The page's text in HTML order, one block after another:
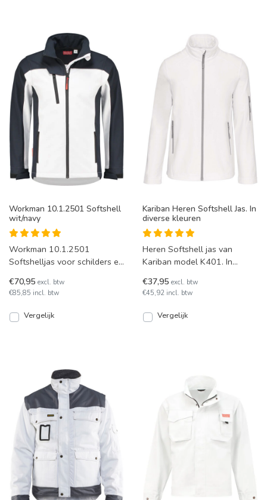
Workman 10.1.2501 Softshell
wit/navy
Workman 10.1.2501
Softshelljas voor schilders en
met marineblauw boven d
€70,95 excl. btw
€85,85 incl. btw
Vergelijk
Kariban Heren Softshell Jas. In
diverse kleuren
Heren Softshell jas van
Kariban model K401. In
€37,95 excl. btw
€45,92 incl. btw
Vergelijk